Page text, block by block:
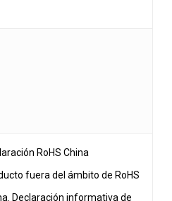
RoHS China
fuera del ámbito de RoHS
Declaración informativa de